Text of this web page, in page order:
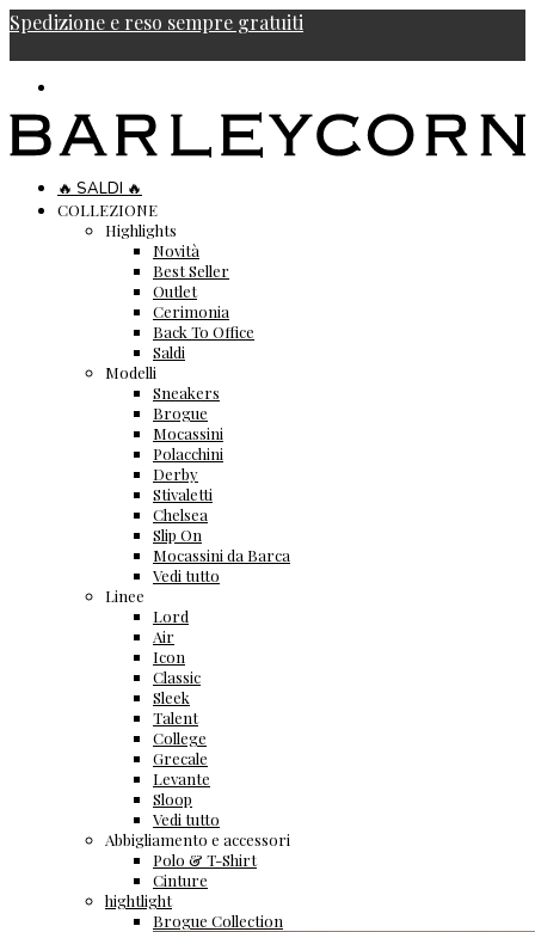
Spedizione e reso sempre gratuiti
🔥 SALDI 🔥
COLLEZIONE
Highlights
Novità
Best Seller
Outlet
Cerimonia
Back To Office
Saldi
Modelli
Sneakers
Brogue
Mocassini
Polacchini
Derby
Stivaletti
Chelsea
Slip On
Mocassini da Barca
Vedi tutto
Linee
Lord
Air
Icon
Classic
Sleek
Talent
College
Grecale
Levante
Sloop
Vedi tutto
Abbigliamento e accessori
Polo & T-Shirt
Cinture
hightlight
Brogue Collection